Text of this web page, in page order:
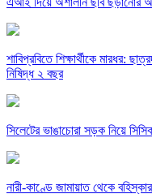
শাবিপ্রবিতে শিক্ষার্থীকে মারধর:
নিষিদ্ধ ২ বছর
সিলেটের ভাঙাচোরা সড়ক নিয়ে
নারী-কাণ্ডে জামায়াত থেকে